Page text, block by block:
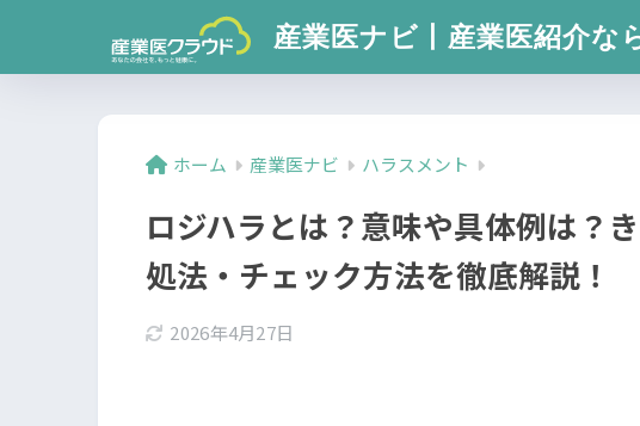
産業医ナビ丨産業医紹介な
ホーム 産業医ナビ ハラスメント
ロジハラとは？意味や具体例は？
処法・チェック方法を徹底解説！
2026年4月27日